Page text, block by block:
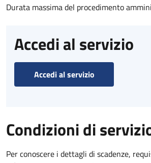
Durata massima del procedimento
Accedi al servizio
Accedi al servizio
Condizioni di
Per conoscere i dettagli di scadenze,